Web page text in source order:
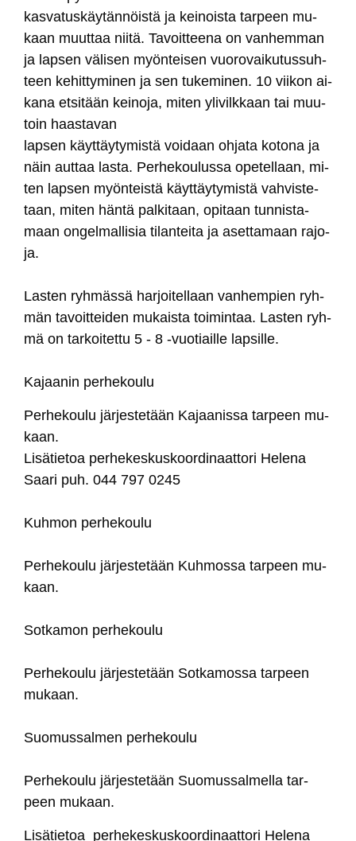
kas­va­tus­käy­tän­nöis­tä ja kei­nois­ta tar­peen mu­
kaan muut­taa nii­tä. Ta­voit­tee­na on van­hem­man
ja lap­sen vä­li­sen myön­tei­sen vuo­ro­vai­ku­tus­suh­
teen ke­hit­ty­mi­nen ja sen tu­ke­mi­nen. 10 vii­kon ai­
ka­na et­si­tään kei­no­ja, mi­ten yli­vilk­kaan tai muu­
toin haas­ta­van
lap­sen käyt­täy­ty­mis­tä voi­daan oh­ja­ta ko­to­na ja
näin aut­taa las­ta. Per­he­kou­lus­sa ope­tel­laan, mi­
ten lap­sen myön­teis­tä käyt­täy­ty­mis­tä vah­vis­te­
taan, mi­ten hän­tä pal­ki­taan, opi­taan tun­nis­ta­
maan on­gel­mal­li­sia ti­lan­tei­ta ja aset­ta­maan ra­jo­
ja.
Las­ten ryh­mäs­sä har­joi­tel­laan van­hem­pien ryh­
män ta­voit­tei­den mu­kais­ta toi­min­taa. Las­ten ryh­
mä on tar­koi­tet­tu 5 - 8 -vuo­tiail­le lap­sil­le.
Ka­jaa­nin per­he­kou­lu
Per­he­kou­lu jär­jes­te­tään Ka­jaa­nis­sa tar­peen mu­
kaan.
Li­sä­tie­toa per­he­kes­kus­koor­di­naat­to­ri He­le­na
Saa­ri puh. 044 797 0245
Kuh­mon per­he­kou­lu
Per­he­kou­lu jär­jes­te­tään Kuh­mos­sa tar­peen mu­
kaan.
Sot­ka­mon per­he­kou­lu
Per­he­kou­lu jär­jes­te­tään Sot­ka­mos­sa tar­peen
mu­kaan.
Suo­mus­sal­men per­he­kou­lu
Per­he­kou­lu jär­jes­te­tään Suo­mus­sal­mel­la tar­
peen mu­kaan.
Li­sä­tie­toa per­he­kes­kus­koor­di­naat­to­ri He­le­na